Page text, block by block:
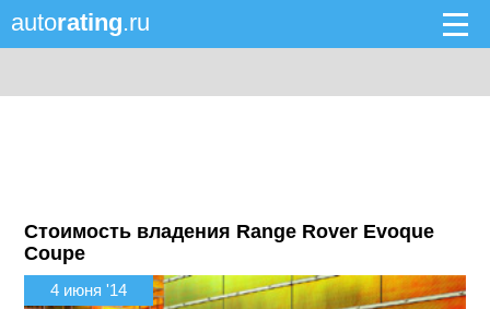
autorating.ru
Стоимость владения Range Rover Evoque
Coupe
4 июня '14